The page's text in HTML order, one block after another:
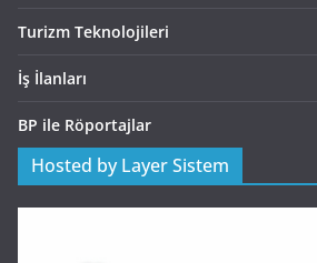
Turizm Teknolojileri
İş İlanları
BP ile Röportajlar
Hosted by Layer Sistem